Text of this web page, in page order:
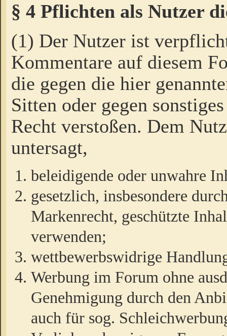
§ 4 Pflichten als Nutzer
(1) Der Nutzer ist
Kommentare auf diesem
die gegen die hier
Sitten oder gegen
Recht verstoßen. Dem
untersagt,
beleidigende oder unwahre
gesetzlich, insbesondere
Markenrecht, geschützte
verwenden;
wettbewerbswidrige
Werbung im Forum ohne
Genehmigung durch den
auch für sog.